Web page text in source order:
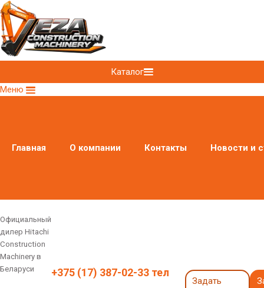
Каталог
Меню
Главная О компании Контакты Новости и
Официальный
дилер Hitachi
Construction
Machinery в
Беларуси
+375 (17) 387-02-33 тел
Задать